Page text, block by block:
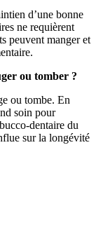
d’une bonne
ne requièrent
peuvent manger et
ou tomber ?
ou tombe. En
soin pour
dentaire du
sur la longévité